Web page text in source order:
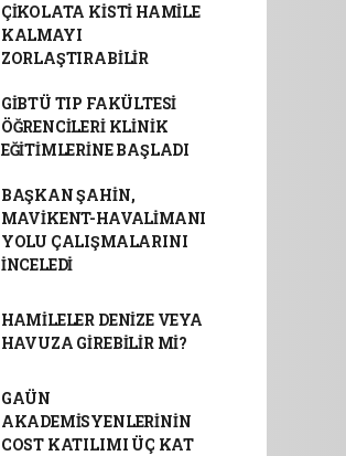
ÇİKOLATA KİSTİ HAMİLE
KALMAYI
ZORLAŞTIRABİLİR
GİBTÜ TIP FAKÜLTESİ
ÖĞRENCİLERİ KLİNİK
EĞİTİMLERİNE BAŞLADI
BAŞKAN ŞAHİN,
MAVİKENT-HAVALİMANI
YOLU ÇALIŞMALARINI
İNCELEDİ
HAMİLELER DENİZE VEYA
HAVUZA GİREBİLİR Mİ?
GAÜN
AKADEMİSYENLERİNİN
COST KATILIMI ÜÇ KAT